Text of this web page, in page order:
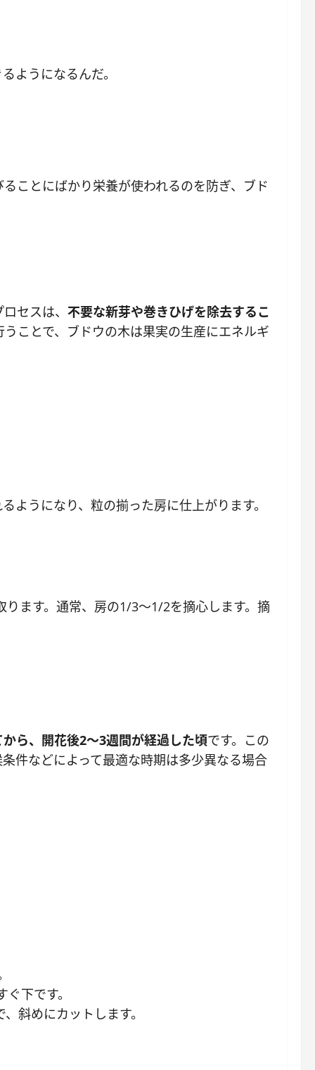
ようになるんだ。
ことにばかり栄養が使われるのを防ぎ、ブド
セスは、 不要な新芽や巻きひげを除去するこ
ことで、ブドウの木は果実の生産にエネルギ
ようになり、粒の揃った房に仕上がります。
ます。通常、房の1/3～1/2を摘心します。摘
ら、開花後2～3週間が経過した頃です。この
件などによって最適な時期は多少異なる場合
下です。
斜めにカットします。